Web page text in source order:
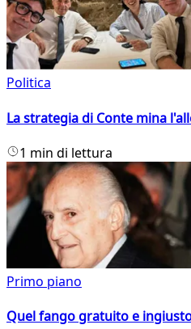
Politica
La strategia di Conte mina
1 min di lettura
Primo piano
Quel fango gratuito e